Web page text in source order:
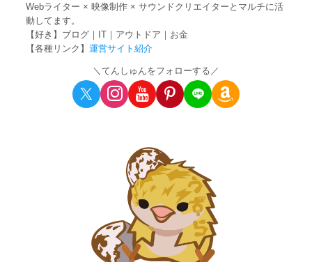
Webライター × 映像制作 × サウンドクリエイターとマルチに活
動してます。
【好き】ブログ｜IT｜アウトドア｜お金
【各種リンク】運営サイト紹介
＼てんしゅんをフォローする／